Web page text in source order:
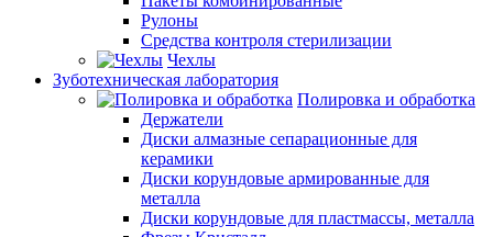
Рулоны
Средства контроля стерилизации
Чехлы
Зуботехническая лаборатория
Полировка и обработка
Держатели
Диски алмазные сепарационные для
керамики
Диски корундовые армированные для
металла
Диски корундовые для пластмассы, металла